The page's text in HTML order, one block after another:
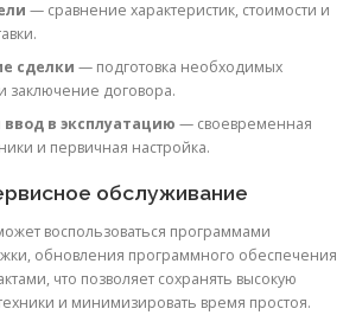
— сравнение характеристик, стоимости и
сделки — подготовка необходимых
заключение договора.
в эксплуатацию — своевременная
и первичная настройка.
обслуживание
воспользоваться программами
обновления программного обеспечения
что позволяет сохранять высокую
и минимизировать время простоя.